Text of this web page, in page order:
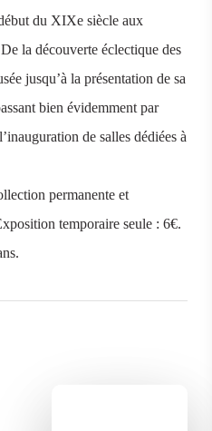
du XIXe siècle aux
la découverte éclectique des
jusqu’à la présentation de sa
bien évidemment par
de salles dédiées à
permanente et
temporaire seule : 6€.